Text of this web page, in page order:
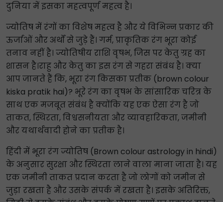
दुनिया में इसका महत्वपूर्ण महत्व है।
ज्योतिष में रंगों का विशेष महत्व है और ये विभिन्न प्रकार की
ऊर्जाओं और अर्थों से जुड़े हैं। गर्म, प्राकृतिक रंग भूरा कोई
तनाव नहीं है। ज्योतिषीय राशि वृषभ, जिस पर केतु ग्रह का
शासन है।राहु और केतु का इस रंग से गहरा संबंध है। क्या
आप जानते हैं कि, भूरा रंग किसका प्रतीक (brown colour
kiska pratik hai)? भूरे रंग का वृषभ के सांसारिक चरित्र के
साथ एक मजबूत संबंध है क्योंकि यह एक ऐसा रंग है जो
ताकत, स्थिरता, विश्वसनीयता और व्यावहारिकता, जमीनी
और यथार्थवादी होने का प्रतीक है।
हिंदी में भूरा रंग ज्योतिष (Brown colour astrology in hindi)
के अनुसार सुरक्षा और स्थिरता लाने वाला माना जाता है। यह
एक जमीनी ताकत प्रदान करता है जो लोगों को जमीन से
जुड़ा रखता है और उसके संपर्क में रखता है। इसके अतिरिक्त,